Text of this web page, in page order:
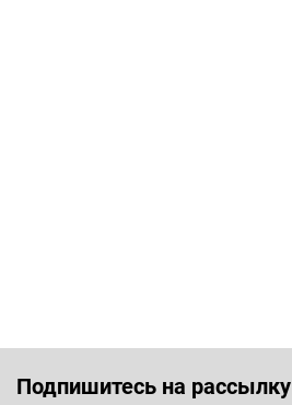
Подпишитесь на рассылку